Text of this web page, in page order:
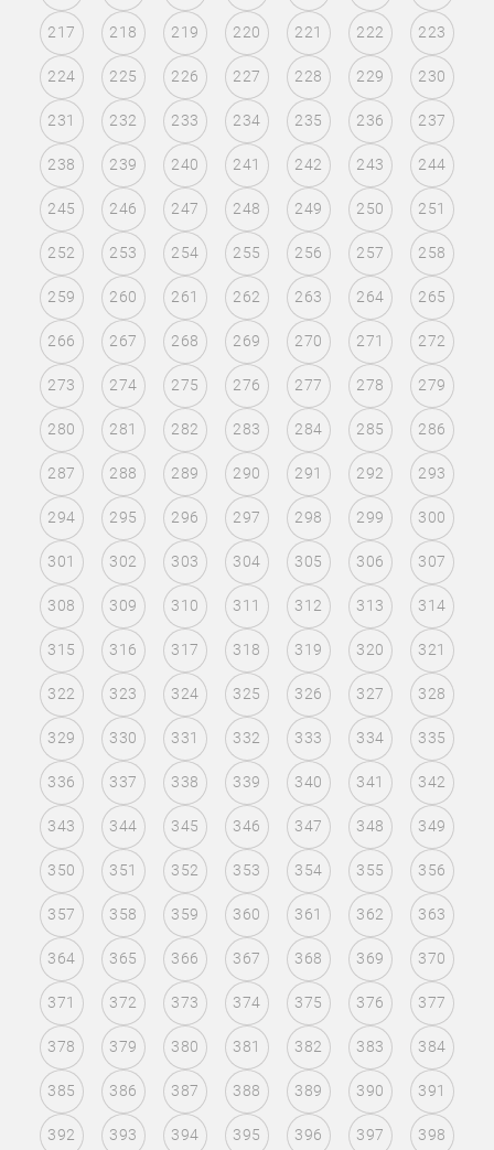
217 218 219 220 221 222 223
224 225 226 227 228 229 230
231 232 233 234 235 236 237
238 239 240 241 242 243 244
245 246 247 248 249 250 251
252 253 254 255 256 257 258
259 260 261 262 263 264 265
266 267 268 269 270 271 272
273 274 275 276 277 278 279
280 281 282 283 284 285 286
287 288 289 290 291 292 293
294 295 296 297 298 299 300
301 302 303 304 305 306 307
308 309 310 311 312 313 314
315 316 317 318 319 320 321
322 323 324 325 326 327 328
329 330 331 332 333 334 335
336 337 338 339 340 341 342
343 344 345 346 347 348 349
350 351 352 353 354 355 356
357 358 359 360 361 362 363
364 365 366 367 368 369 370
371 372 373 374 375 376 377
378 379 380 381 382 383 384
385 386 387 388 389 390 391
392 393 394 395 396 397 398